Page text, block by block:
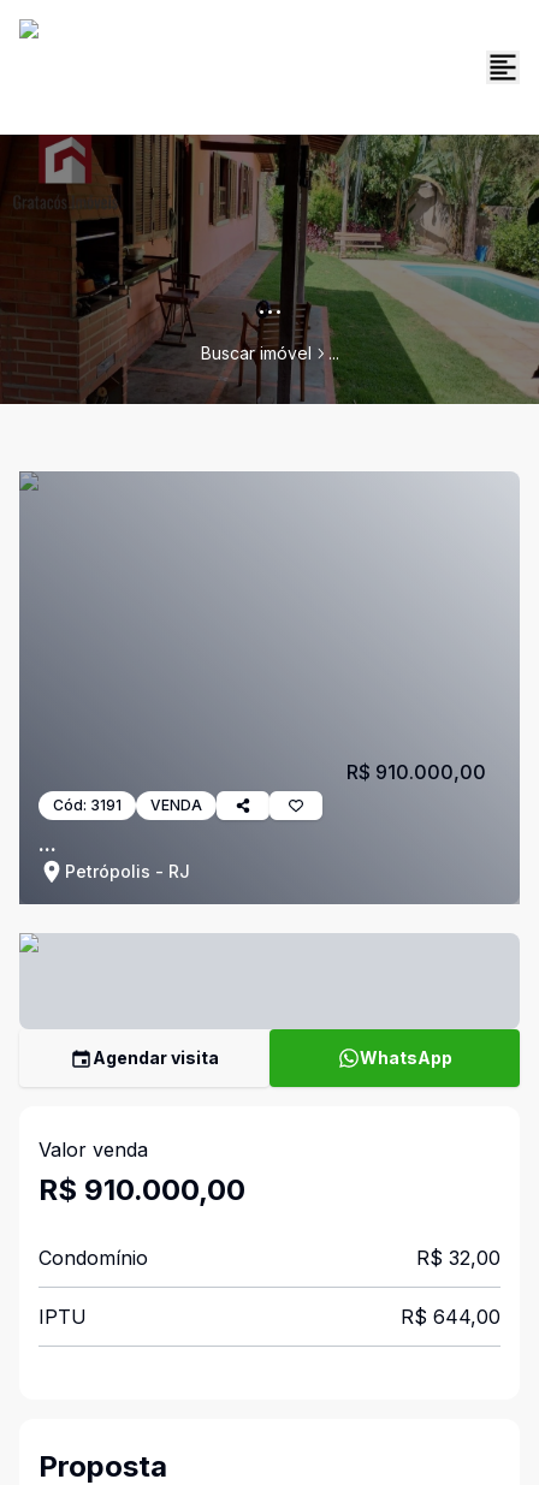
...
Buscar imóvel ...
Cód: 3191 VENDA
...
Petrópolis - RJ
R$ 910.000,00
Agendar visita WhatsApp
Valor venda
R$ 910.000,00
Condomínio R$ 32,00
IPTU R$ 644,00
Proposta